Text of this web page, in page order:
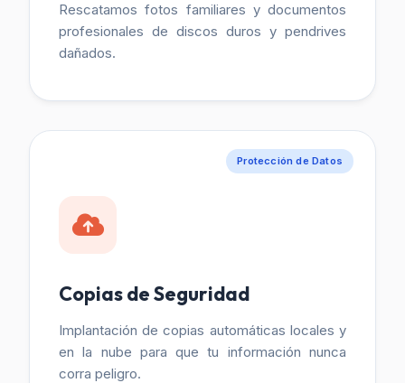
Rescatamos fotos familiares y documentos
profesionales de discos duros y pendrives
dañados.
Protección de Datos
Copias de Seguridad
Implantación de copias automáticas locales y
en la nube para que tu información nunca
corra peligro.